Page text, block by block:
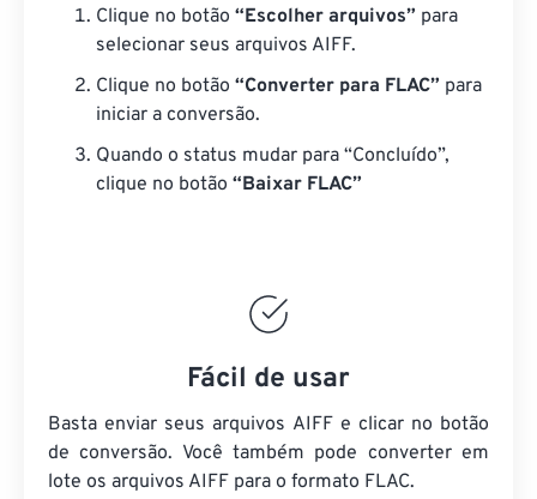
Clique no botão “Escolher arquivos” para
selecionar seus arquivos AIFF.
Clique no botão “Converter para FLAC” para
iniciar a conversão.
Quando o status mudar para “Concluído”,
clique no botão “Baixar FLAC”
Fácil de usar
Basta enviar seus arquivos AIFF e clicar no botão
de conversão. Você também pode converter em
lote os arquivos AIFF para o formato FLAC.